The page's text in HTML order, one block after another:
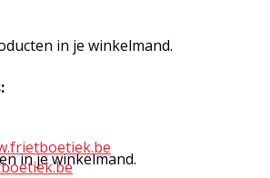
in je winkelmand.
in je winkelmand.